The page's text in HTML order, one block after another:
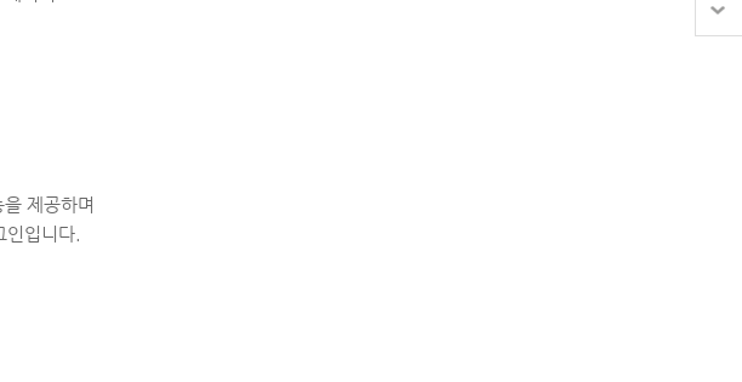
제공하며
입니다.